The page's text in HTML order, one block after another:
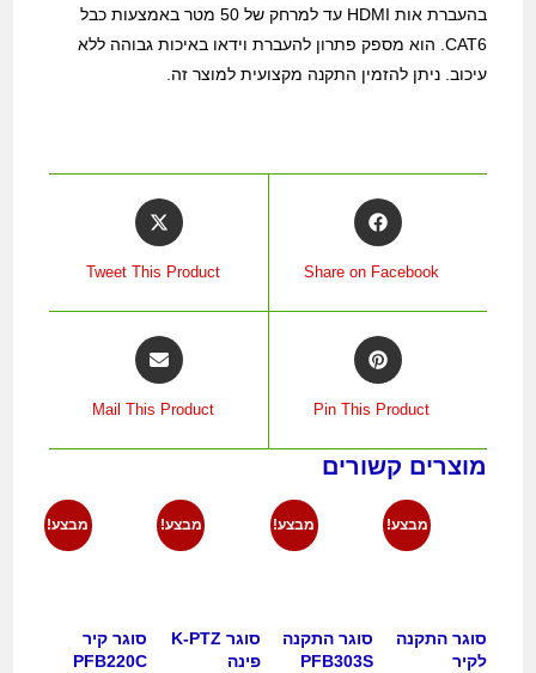
בהעברת אות HDMI עד למרחק של 50 מטר באמצעות כבל
CAT6. הוא מספק פתרון להעברת וידאו באיכות גבוהה ללא
עיכוב. ניתן להזמין התקנה מקצועית למוצר זה.
Share on Facebook
Tweet This Product
Pin This Product
Mail This Product
מוצרים קשורים
מבצע!
סוגר התקנה
לקיר
מבצע!
סוגר התקנה
PFB303S
מבצע!
סוגר K-PTZ
פינה
מבצע!
סוגר קיר
PFB220C